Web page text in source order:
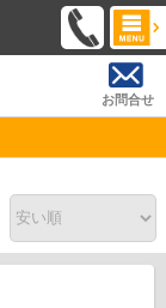
お問合せ